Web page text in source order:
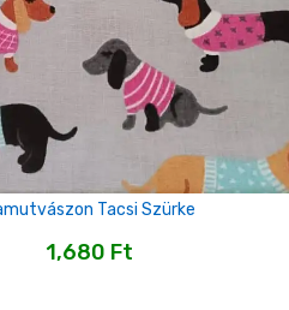
Tacsi Szürke
1,680 Ft